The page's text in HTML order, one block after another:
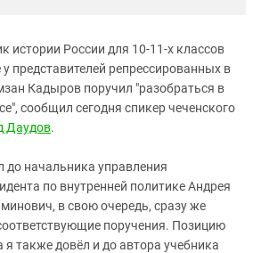
истории России для 10-11-х классов
представителей репрессированных в
Кадыров поручил "разобраться в
сообщил сегодня спикер чеченского
Даудов.
до начальника управления
по внутренней политике Андрея
в свою очередь, сразу же
поручения. Позицию
также довëл и до автора учебника